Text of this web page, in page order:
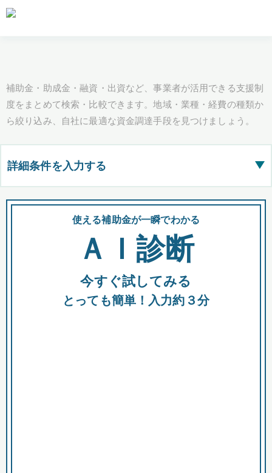
補助金・助成金・融資・出資など、事業者が活用できる支援制
度をまとめて検索・比較できます。地域・業種・経費の種類か
ら絞り込み、自社に最適な資金調達手段を見つけましょう。
詳細条件を入力する ▶
都道府県
全国の検索結果を含めて表示
助成金 融資 出資
使える補助金が一瞬でわかる
ＡＩ診断
今すぐ試してみる
とっても簡単！入力約３分